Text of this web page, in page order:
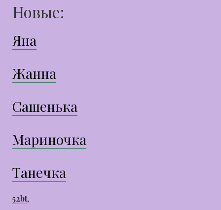
Новые:
Яна
Жанна
Сашенька
Мариночка
Танечка
52bt,